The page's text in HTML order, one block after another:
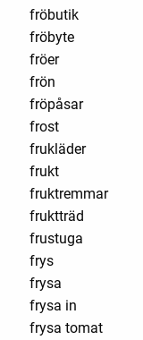
fröbutik
fröbyte
fröer
frön
fröpåsar
frost
frukläder
frukt
fruktremmar
fruktträd
frustuga
frys
frysa
frysa in
frysa tomat